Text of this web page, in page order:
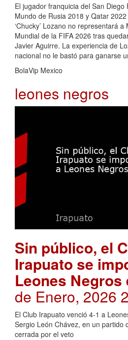
El jugador franquicia del San Diego
Mundo de Rusia 2018 y Qatar
‘Chucky’ Lozano no representará
Mundial de la FIFA 2026 tras
Javier Aguirre. La experiencia de
nacional no le bastó para ganarse
BolaVip Mexico
leones negros
Sin público, el
Irapuato se
Leones Negros
de Enero, 2026
El Club Irapuato venció 4-1 a
Sergio León Chávez, en un partido
cerrada por el veto